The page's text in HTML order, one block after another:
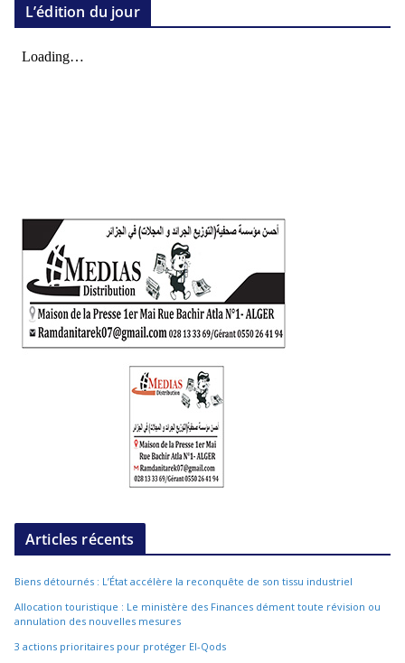
L’édition du jour
Articles récents
Biens détournés : L’État accélère la reconquête de son tissu industriel
Allocation touristique : Le ministère des Finances dément toute révision ou
annulation des nouvelles mesures
3 actions prioritaires pour protéger El-Qods